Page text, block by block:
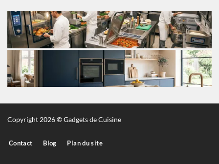
Copyright 2026 © Gadgets de Cuisine
Contact Blog Plan du site